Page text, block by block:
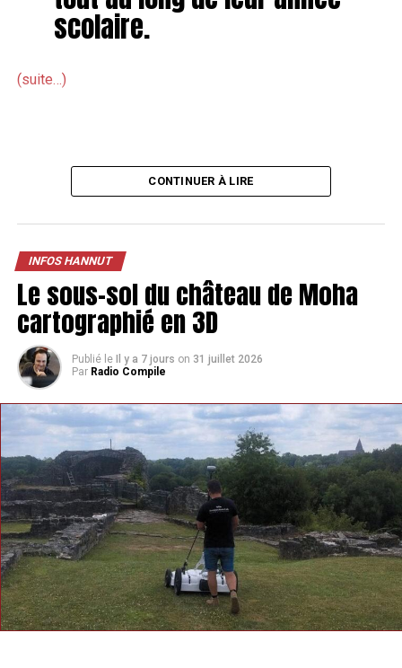
scolaire.
(suite…)
CONTINUER À LIRE
INFOS HANNUT
Le sous-sol du château de Moha
cartographié en 3D
Publié le Il y a 7 jours on 31 juillet 2026
Par Radio Compile